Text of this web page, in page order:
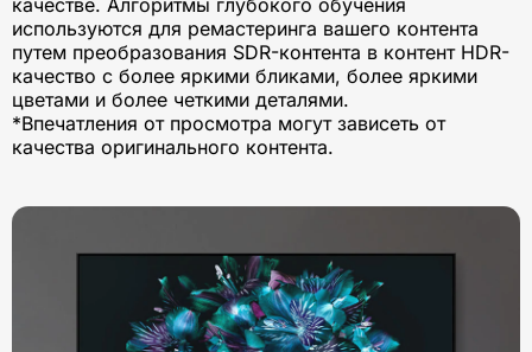
качестве. Алгоритмы глубокого обучения
используются для ремастеринга вашего контента
путем преобразования SDR-контента в контент HDR-
качество с более яркими бликами, более яркими
цветами и более четкими деталями.
*Впечатления от просмотра могут зависеть от
качества оригинального контента.